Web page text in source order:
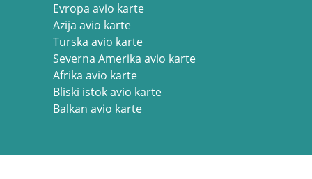
Evropa avio karte
Azija avio karte
Turska avio karte
Severna Amerika avio karte
Afrika avio karte
Bliski istok avio karte
Balkan avio karte